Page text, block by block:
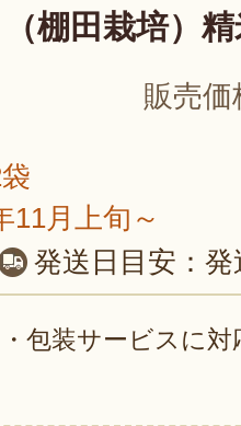
（棚田栽培）
販売価
11月上旬～
発送日目安： 発
包装サービスに対